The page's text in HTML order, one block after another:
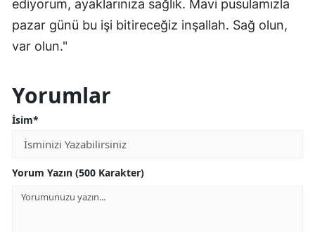
ediyorum, ayaklarınıza sağlık. Mavi pusulamızla
pazar günü bu işi bitireceğiz inşallah. Sağ olun,
var olun."
Yorumlar
İsim*
Yorum Yazın (500 Karakter)